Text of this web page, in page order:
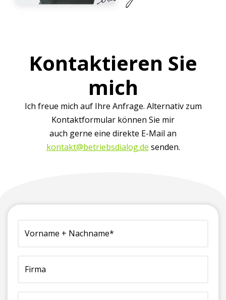
Kontaktieren Sie
mich
Ich freue mich auf Ihre Anfrage. Alternativ zum
Kontaktformular können Sie mir
auch gerne eine direkte E-Mail an
kontakt@betriebsdialog.de senden.
Vorname
Nachname*
Firma
Telefonnummer
Rückfragen)*
E-
(erforderlich)
Ihre
(erforderlich)
(erforderlich)